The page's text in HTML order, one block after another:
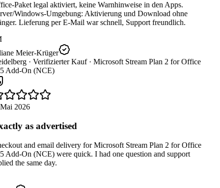
Paket legal aktiviert, keine Warnhinweise in den Apps.
Windows-Umgebung: Aktivierung und Download ohne
Lieferung per E-Mail war schnell, Support freundlich.
Meier-Krüger
· Verifizierter Kauf · Microsoft Stream Plan 2 for Office
Add-On (NCE)
2026
as advertised
and email delivery for Microsoft Stream Plan 2 for Office
Add-On (NCE) were quick. I had one question and support
the same day.